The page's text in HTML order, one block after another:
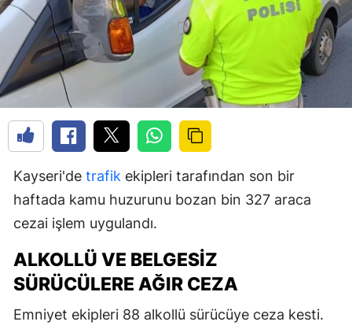
Kayseri'de trafik ekipleri tarafından son bir
haftada kamu huzurunu bozan bin 327 araca
cezai işlem uygulandı.
ALKOLLÜ VE BELGESIZ
SÜRÜCÜLERE AĞIR CEZA
Emniyet ekipleri 88 alkollü sürücüye ceza kesti.